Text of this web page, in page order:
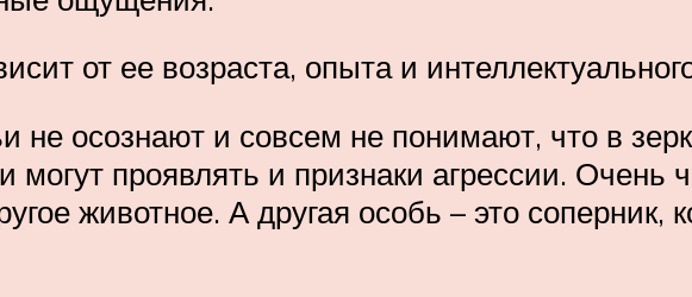
от ее возраста, опыта и
не осознают и совсем не понимают, что в
могут проявлять и признаки агрессии. Очень
животное. А другая особь – это соперник,